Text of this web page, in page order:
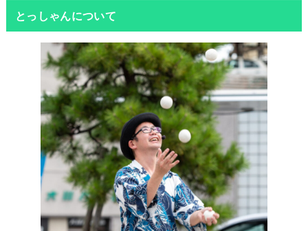
とっしゃんについて